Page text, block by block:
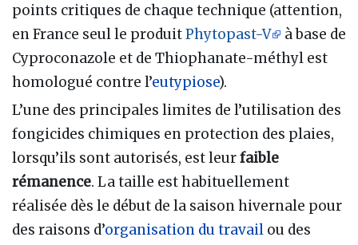
points critiques de chaque technique (attention,
en France seul le produitPhytopast-V
à base de
Cyproconazole et de Thiophanate-méthyl est
homologué contre l’eutypiose).
L’une des principales limites de l’utilisation des
fongicides chimiques en protection des plaies,
lorsqu’ils sont autorisés, est leurfaible
rémanence. La taille est habituellement
réalisée dès le début de la saison hivernale pour
des raisons d’organisation du travail ou des